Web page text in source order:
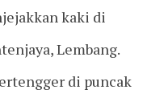
kaki di
Lembang.
di puncak